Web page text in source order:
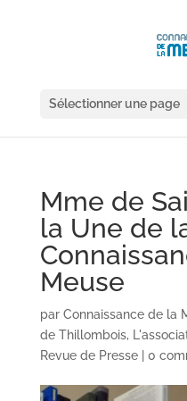
Sélectionner une page
Mme de
la Une de
Meuse
par Connaissance de la
de Thillombois,
Revue de Presse| 0